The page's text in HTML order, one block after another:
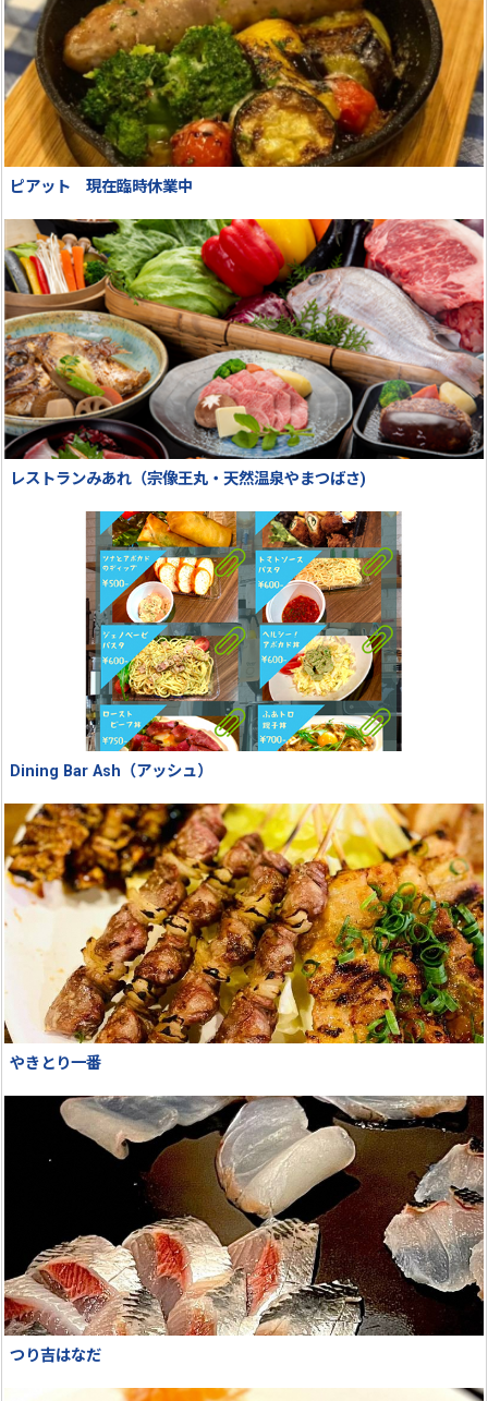
ピアット 現在臨時休業中
レストランみあれ（宗像王丸・天然温泉やまつばさ)
Dining Bar Ash（アッシュ）
やきとり一番
つり吉はなだ